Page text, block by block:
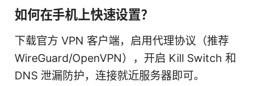
如何在手机上快速设置？
下载官方 VPN 客户端，启用代理协议（推荐
WireGuard/OpenVPN），开启 Kill Switch 和
DNS 泄漏防护，连接就近服务器即可。